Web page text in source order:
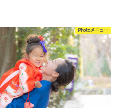
Photoメニュー